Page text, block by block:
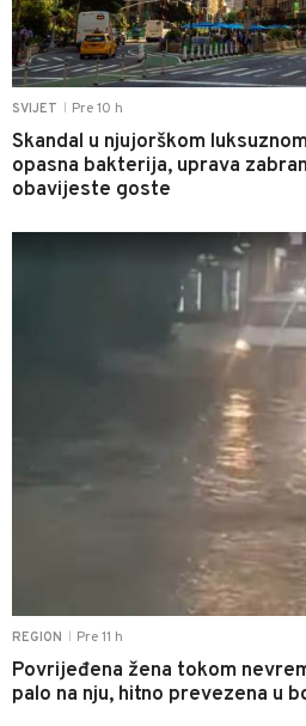
SVIJET Pre 10 h
Skandal u njujorškom
opasna bakterija, uprava
obavijeste goste
REGION Pre 11 h
Povrijeđena žena tokom
palo na nju, hitno prevezena u